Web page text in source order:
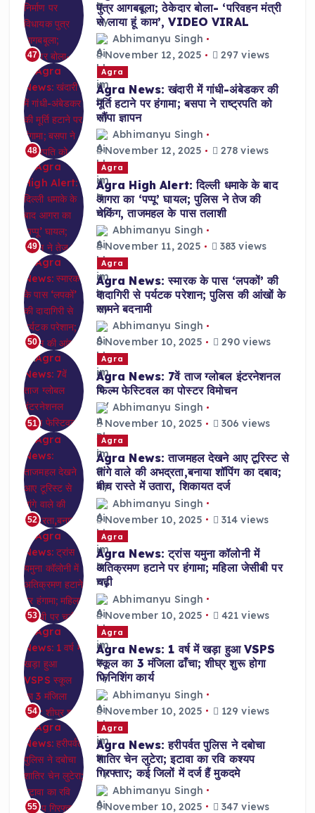
47
पुत्र आगबबूला; ठेकेदार बोला- ‘परिवहन मंत्री
से लाया हूं काम’, VIDEO VIRAL
Abhimanyu Singh
November 12, 2025
297 views
48
Agra
Agra News: खंदारी में गांधी-अंबेडकर की
मूर्ति हटाने पर हंगामा; बसपा ने राष्ट्रपति को
सौंपा ज्ञापन
Abhimanyu Singh
November 12, 2025
278 views
49
Agra
Agra High Alert: दिल्ली धमाके के बाद
आगरा का ‘पप्पू’ घायल; पुलिस ने तेज की
चेकिंग, ताजमहल के पास तलाशी
Abhimanyu Singh
November 11, 2025
383 views
50
Agra
Agra News: स्मारक के पास ‘लपकों’ की
दादागिरी से पर्यटक परेशान; पुलिस की आंखों के
सामने बदनामी
Abhimanyu Singh
November 10, 2025
290 views
51
Agra
Agra News: 7वें ताज ग्लोबल इंटरनेशनल
फिल्म फेस्टिवल का पोस्टर विमोचन
Abhimanyu Singh
November 10, 2025
306 views
52
Agra
Agra News: ताजमहल देखने आए टूरिस्ट से
तांगे वाले की अभद्रता,बनाया शॉपिंग का दबाव;
बीच रास्ते में उतारा, शिकायत दर्ज
Abhimanyu Singh
November 10, 2025
314 views
53
Agra
Agra News: ट्रांस यमुना कॉलोनी में
अतिक्रमण हटाने पर हंगामा; महिला जेसीबी पर
चढ़ी
Abhimanyu Singh
November 10, 2025
421 views
54
Agra
Agra News: 1 वर्ष में खड़ा हुआ VSPS
स्कूल का 3 मंजिला ढाँचा; शीघ्र शुरू होगा
फिनिशिंग कार्य
Abhimanyu Singh
November 10, 2025
129 views
55
Agra
Agra News: हरीपर्वत पुलिस ने दबोचा
शातिर चेन लुटेरा; इटावा का रवि कश्यप
गिरफ्तार; कई जिलों में दर्ज हैं मुकदमे
Abhimanyu Singh
November 10, 2025
347 views